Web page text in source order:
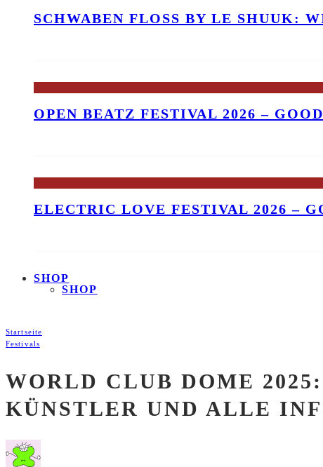
SCHWABEN FLOSS BY LE SHUUK:
OPEN BEATZ FESTIVAL 2026 –
ELECTRIC LOVE FESTIVAL 2026 –
SHOP
SHOP
Startseite
Festivals
WORLD CLUB DOME
KÜNSTLER UND ALLE